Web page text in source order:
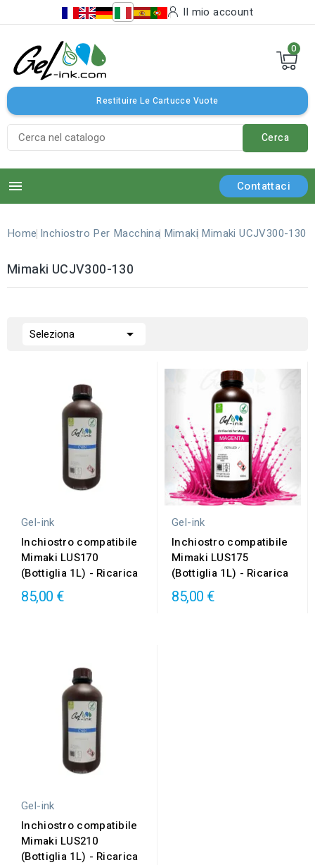
Il mio account
0
Restituire Le Cartucce Vuote
Cerca
 Contattaci
Home Inchiostro Per Macchina Mimaki Mimaki UCJV300-130
Mimaki UCJV300-130
Seleziona 
Gel-ink
Inchiostro compatibile
Mimaki LUS170
(Bottiglia 1L) - Ricarica
85,00 €
Gel-ink
Inchiostro compatibile
Mimaki LUS175
(Bottiglia 1L) - Ricarica
85,00 €
Gel-ink
Inchiostro compatibile
Mimaki LUS210
(Bottiglia 1L) - Ricarica